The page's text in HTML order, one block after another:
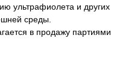
ультрафиолета и других
среды.
в продажу партиями